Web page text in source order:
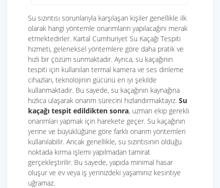
Su sızıntısı sorunlarıyla karşılaşan kişiler genellikle ilk
olarak hangi yöntemle onarımların yapılacağını merak
etmektedirler. Kartal Cumhuriyet Su Kaçağı Tespiti
hizmeti, geleneksel yöntemlere göre daha pratik ve
hızlı bir çözüm sunmaktadır. Ayrıca, su kaçağının
tespiti için kullanılan termal kamera ve ses dinleme
cihazları, teknolojinin gücünü en iyi şekilde
kullanmaktadır. Bu sayede, su kaçağının kaynağına
hızlıca ulaşarak onarım sürecini hızlandırmaktayız. Su
kaçağı tespit edildikten sonra, uzman ekip gerekli
onarımları yapmak için harekete geçer. Su kaçağının
yerine ve büyüklüğüne göre farklı onarım yöntemleri
kullanılabilir. Ancak genellikle, su sızıntısının olduğu
noktada kırma işlemi yapılmadan tamirat
gerçekleştirilir. Bu sayede, yapıda minimal hasar
oluşur ve ev veya iş yerinizdeki yaşamınız kesintiye
uğramaz.